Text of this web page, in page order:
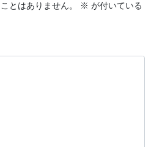
とはありません。 ※ が付いている